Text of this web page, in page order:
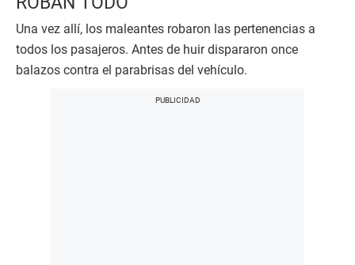
Una vez allí, los maleantes robaron las pertenencias a
todos los pasajeros. Antes de huir dispararon once
balazos contra el parabrisas del vehículo.